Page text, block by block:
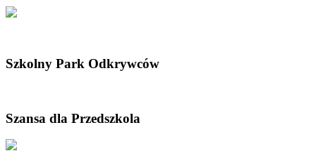
Szkolny Park Odkrywców
Szansa dla Przedszkola